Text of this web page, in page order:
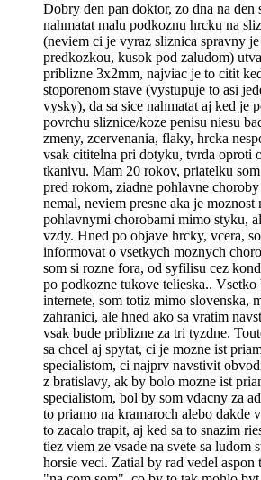
Dobry den pan doktor, zo dna na den
nahmatat malu podkoznu hrcku na
(neviem ci je vyraz sliznica spravny
predkozkou, kusok pod zaludom)
priblizne 3x2mm, najviac je to citit
stoporenom stave (vystupuje to asi
vysky), da sa sice nahmatat aj ked je
povrchu sliznice/koze penisu niesu
zmeny, zcervenania, flaky, hrcka
vsak cititelna pri dotyku, tvrda oproti
tkanivu. Mam 20 rokov, priatelku
pred rokom, ziadne pohlavne
nemal, neviem presne aka je moznost
pohlavnymi chorobami mimo styku,
vzdy. Hned po objave hrcky, vcera,
informovat o vsetkych moznych
som si rozne fora, od syfilisu cez
po podkozne tukove telieska.. Vsetko
internete, som totiz mimo slovenska,
zahranici, ale hned ako sa vratim
vsak bude priblizne za tri tyzdne.
sa chcel aj spytat, ci je mozne ist
specialistom, ci najprv navstivit
z bratislavy, ak by bolo mozne ist
specialistom, bol by som vdacny za
to priamo na kramaroch alebo dakde
to zacalo trapit, aj ked sa to snazim
tiez viem ze vsade na svete sa ludom
horsie veci. Zatial by rad vedel aspon